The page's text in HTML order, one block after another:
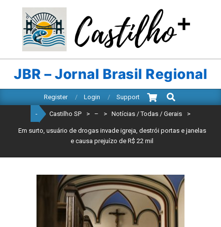
content
CASTILHO
SP
JBR – Jornal Brasil Regional
Navigation
Register Login Support
Search
- Castilho SP > – > Notícias / Todas / Gerais >
Em surto, usuário de drogas invade igreja, destrói portas e janelas
e causa prejuízo de R$ 22 mil